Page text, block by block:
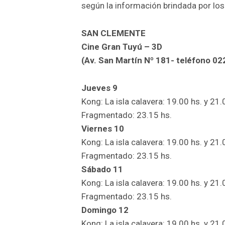
según la información brindada por
SAN CLEMENTE
Cine Gran Tuyú – 3D
(Av. San Martín Nº 181- teléfono
Jueves 9
Kong: La isla calavera: 19.00 hs. y
Fragmentado: 23.15 hs.
Viernes 10
Kong: La isla calavera: 19.00 hs. y
Fragmentado: 23.15 hs.
Sábado 11
Kong: La isla calavera: 19.00 hs. y
Fragmentado: 23.15 hs.
Domingo 12